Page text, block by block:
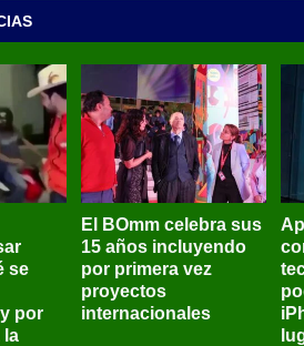
se
por
la
El BOmm celebra sus
15 años incluyendo
por primera vez
proyectos
internacionales